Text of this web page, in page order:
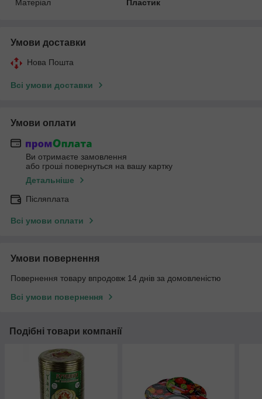
Матеріал
Пластик
Умови доставки
Нова Пошта
Всі умови доставки
Умови оплати
Ви отримаєте замовлення
або гроші повернуться на вашу картку
Детальніше
Післяплата
Всі умови оплати
Умови повернення
Повернення товару впродовж 14 днів за домовленістю
Всі умови повернення
Подібні товари компанії